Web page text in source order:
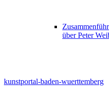
über Peter
kunstportal-baden-wuerttemberg